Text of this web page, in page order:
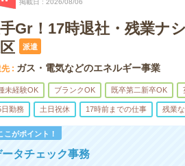
掲載日 2026/08/06
Gr！17時退社・残業ナ
派遣
ガス・電気などのエネルギー事業
未経験OK ブランクOK 既卒第二新卒OK
日勤務 土日祝休 17時前までの仕事 残業
こがポイント！
ータチェック事務